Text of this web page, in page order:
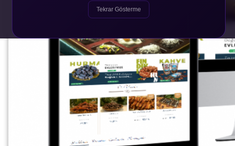
Tekrar Gösterme